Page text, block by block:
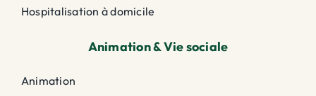
Hospitalisation à domicile
Animation & Vie sociale
Animation